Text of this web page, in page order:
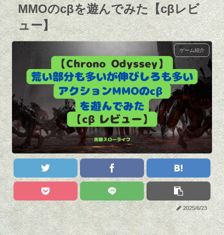
MMOのcβを遊んでみた【cβレビ
ュー】
ゲーム紹介
2025/6/23